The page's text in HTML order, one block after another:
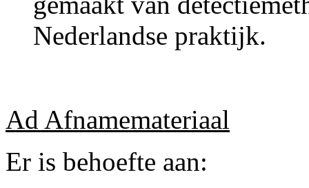
Nederlandse praktijk.
Ad Afnamemateriaal
Er is behoefte aan: